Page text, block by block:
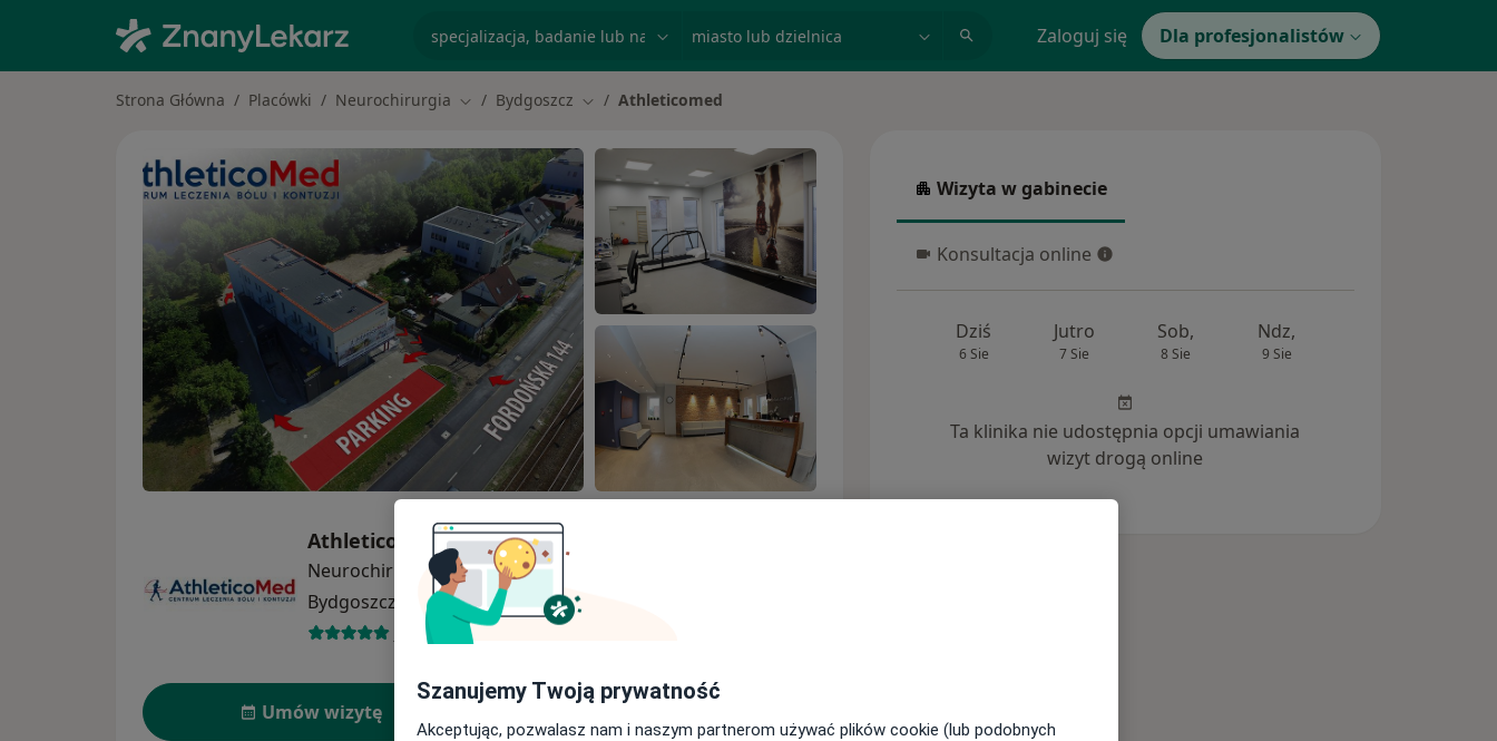
Zaloguj się Dla profesjonalistów
Strona Główna Placówki Neurochirurgia Zmień miasto
Bydgoszcz Zmień miasto
Athleticomed
AthleticoMed
Neurochirurgia
więcej
Bydgoszcz
5 adresów
7810 opinii
Umów wizytę
Wizyta w gabinecie
Wizyta w gabinecie
Konsultacja online
Konsultacja online
Dziś
6 Sie
Jutro
7 Sie
Sob,
8 Sie
Ndz,
9 Sie
Ta klinika nie udostępnia opcji umawiania
wizyt drogą online
Szanujemy Twoją prywatność
Akceptując, pozwalasz nam i naszym partnerom używać plików cookie (lub podobnych